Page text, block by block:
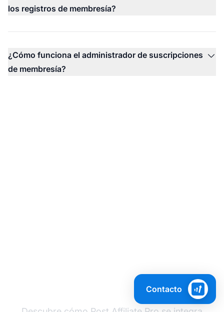
los registros de membresía?
¿Cómo funciona el administrador de suscripciones
de membresía?
AfiliadosContacto